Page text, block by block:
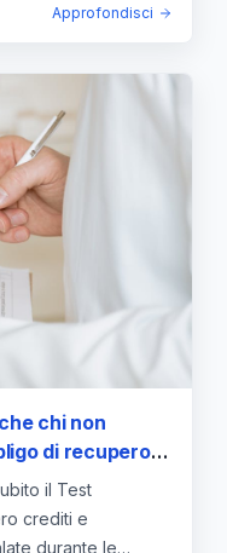
Approfondisci
chi non
di recupero
il Test
crediti e
durante le